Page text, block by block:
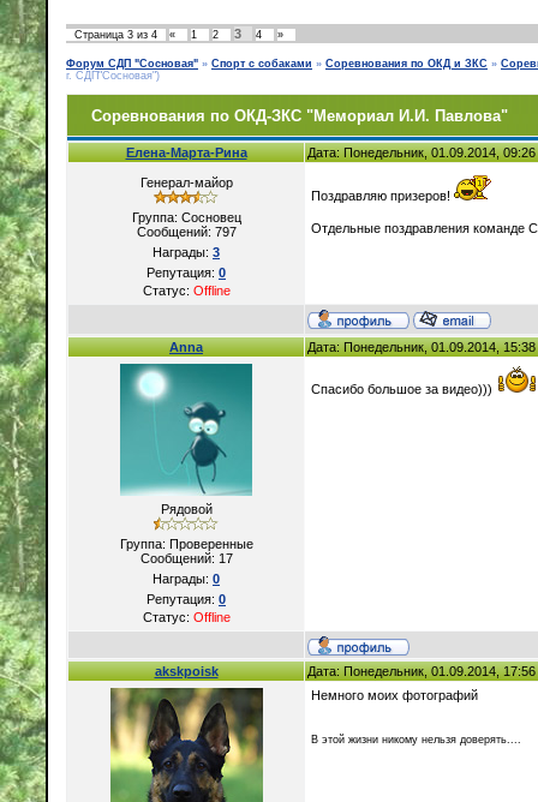
Страница 3 из 4 « 1 2 3 4 »
Форум СДП "Сосновая" » Спорт с собаками » Соревнования по ОКД и ЗКС »
г. СДП"Сосновая")
Соревнования по ОКД-ЗКС "Мемориал И.И. Павлова"
Елена-Марта-Рина Дата: Понедельник, 01.09.2014,
Генерал-майор
Группа: Сосновец
Сообщений: 797
Награды: 3
Репутация: 0
Статус: Offline
Поздравляю призеров!
Отдельные поздравления команде
Anna Дата: Понедельник, 01.09.2014,
Рядовой
Группа: Проверенные
Сообщений: 17
Награды: 0
Репутация: 0
Статус: Offline
Спасибо большое за видео)))
akskpoisk Дата: Понедельник, 01.09.2014,
Немного моих фотографий
В этой жизни никому нельзя доверять....